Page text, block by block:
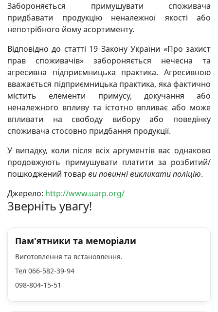
Забороняється примушувати споживача
придбавати продукцію неналежної якості або
непотрібного йому асортименту.
Відповідно до статті 19 Закону України «Про захист
прав споживачів» забороняється нечесна та
агресивна підприємницька практика. Агресивною
вважається підприємницька практика, яка фактично
містить елементи примусу, докучання або
неналежного впливу та істотно впливає або може
впливати на свободу вибору або поведінку
споживача стосовно придбання продукції.
У випадку, коли після всіх аргументів вас однаково
продовжують примушувати платити за розбитий/
пошкоджений товар ви повинні викликати поліцію.
Джерело: http://www.uarp.org/
Зверніть увагу!
Пам'ятники та меморіали
Виготовлення та встановлення.
Тел 066-582-39-94
098-804-15-51